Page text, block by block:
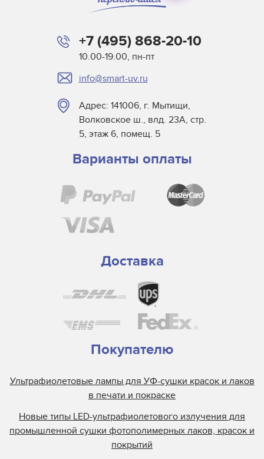
+7 (495) 868-20-10
10.00-19.00, пн-пт
info@smart-uv.ru
Адрес: 141006, г. Мытищи,
Волковское ш., влд. 23А, стр.
5, этаж 6, помещ. 5
Варианты оплаты
Доставка
Покупателю
Ультрафиолетовые лампы для УФ-сушки красок и лаков
в печати и покраске
Новые типы LED-ультрафиолетового излучения для
промышленной сушки фотополимерных лаков, красок и
покрытий